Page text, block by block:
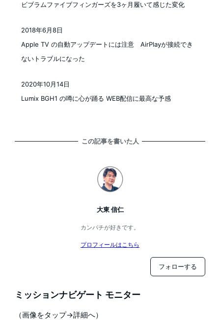
ビブラムファイブフィンガーズを3ヶ月履いて感じた変化
Apple TV の自動アップデートには注意 AirPlayが接続でき
ないトラブルになった
2018年6月8日
Lumix BGH1 の噂に心が踊る WEB配信に最高な予感
2020年10月14日
この記事を書いた人
大東 信仁
カンパチが好きです。
プロフィールはこちら
フォローする
ミッションナビゲート モニター
（画像をタップ→詳細へ）